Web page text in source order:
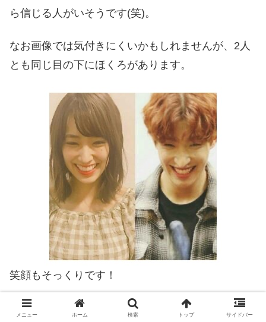
ら信じる人がいそうです(笑)。
なお画像では気付きにくいかもしれませんが、2人
とも同じ目の下にほくろがあります。
笑顔もそっくりです！
最後は女優でモデルの 泉里香 さんです。
メニュー ホーム 検索 トップ サイドバー